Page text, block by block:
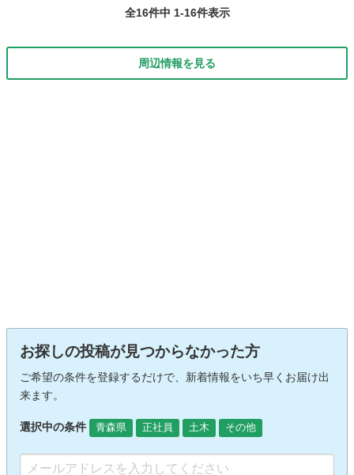
全16件中 1-16件表示
周辺情報を見る
お探しの投稿が見つからなかった方
ご希望の条件を登録するだけで、新着情報をいち早くお届け出
来ます。
選択中の条件 青森県 正社員 土木 その他